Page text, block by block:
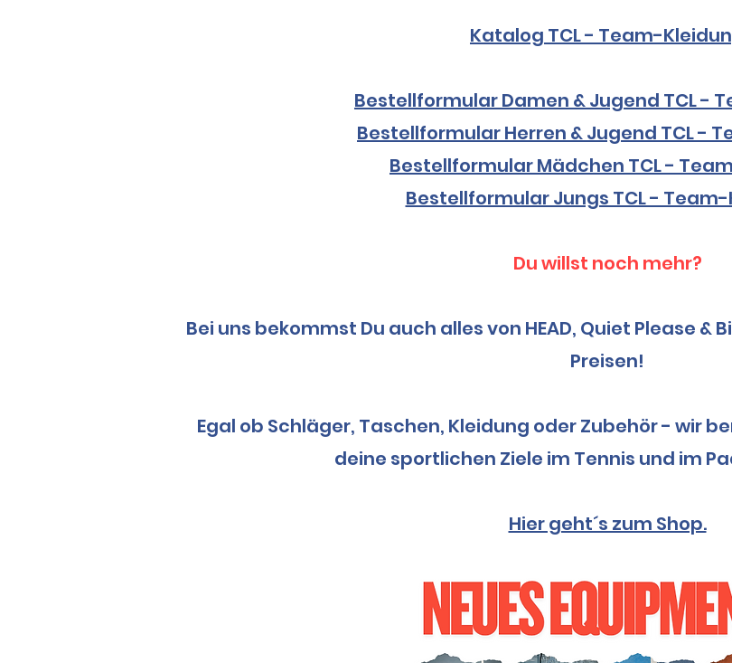
Katalog TCL - Team-
Bestellformular Damen & Jugend TCL -
Bestellformular Herren & Jugend TCL -
Bestellformular Mädchen TCL -
Bestellformular Jungs TCL -
Du willst noch mehr?
Bei uns bekommst Du auch alles von HEAD, Quiet Please &
Preisen!
Egal ob Schläger, Taschen, Kleidung oder Zubehör - wir
deine sportlichen Ziele im Tennis und im
Hier geht´s zum Shop.